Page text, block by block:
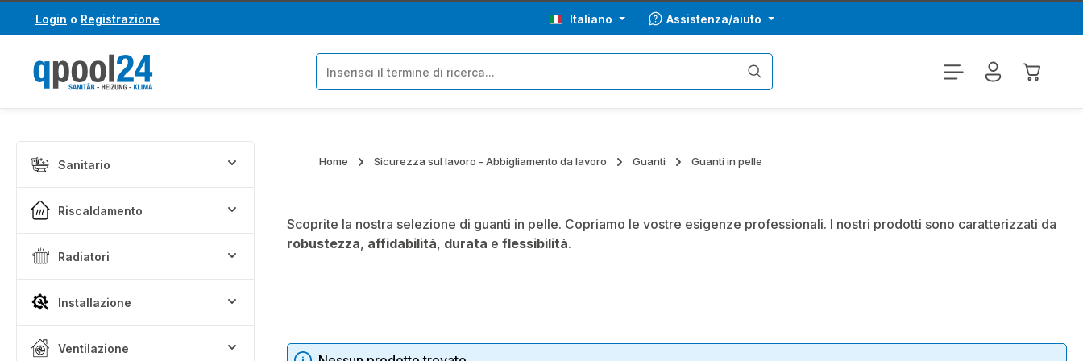
al contenuto principale
Salta alla ricerca
Login o Registrazione Italiano Assistenza/aiuto
Il
Sanitario
Riscaldamento
Radiatori
Installazione
Ventilazione
Home Sicurezza sul lavoro - Abbigliamento da lavoro Guanti Guanti in pelle
Scoprite la nostra selezione di guanti in pelle. Copriamo le vostre esigenze professionali. I nostri prodotti sono caratterizzati da
robustezza, affidabilità, durata e flessibilità.